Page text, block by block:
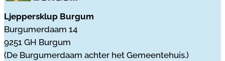
Ljeppersklup Burgum
Burgumerdaam 14
9251 GH Burgum
(De Burgumerdaam achter het Gemeentehuis.)